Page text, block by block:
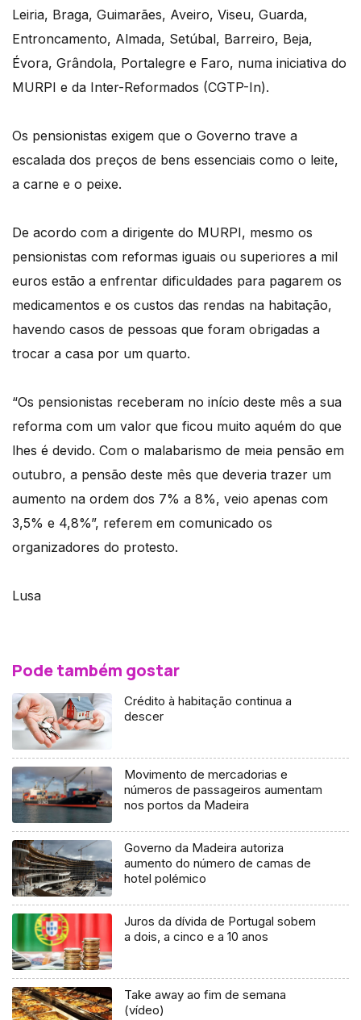
Leiria, Braga, Guimarães, Aveiro, Viseu, Guarda,
Entroncamento, Almada, Setúbal, Barreiro, Beja,
Évora, Grândola, Portalegre e Faro, numa iniciativa do
MURPI e da Inter-Reformados (CGTP-In).
Os pensionistas exigem que o Governo trave a
escalada dos preços de bens essenciais como o leite,
a carne e o peixe.
De acordo com a dirigente do MURPI, mesmo os
pensionistas com reformas iguais ou superiores a mil
euros estão a enfrentar dificuldades para pagarem os
medicamentos e os custos das rendas na habitação,
havendo casos de pessoas que foram obrigadas a
trocar a casa por um quarto.
“Os pensionistas receberam no início deste mês a sua
reforma com um valor que ficou muito aquém do que
lhes é devido. Com o malabarismo de meia pensão em
outubro, a pensão deste mês que deveria trazer um
aumento na ordem dos 7% a 8%, veio apenas com
3,5% e 4,8%”, referem em comunicado os
organizadores do protesto.
Lusa
Pode também gostar
Crédito à habitação continua a
descer
Movimento de mercadorias e
números de passageiros aumentam
nos portos da Madeira
Governo da Madeira autoriza
aumento do número de camas de
hotel polémico
Juros da dívida de Portugal sobem
a dois, a cinco e a 10 anos
Take away ao fim de semana
(vídeo)